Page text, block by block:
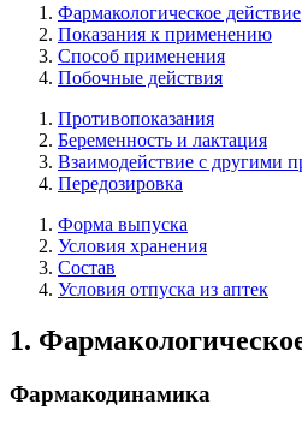
Фармакологическое действие
Показания к применению
Способ применения
Побочные действия
Противопоказания
Беременность и лактация
Взаимодействие с другими
Передозировка
Форма выпуска
Условия хранения
Состав
Условия отпуска из аптек
1.
Фармакодинамика